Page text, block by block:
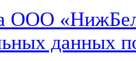
ООО
данных